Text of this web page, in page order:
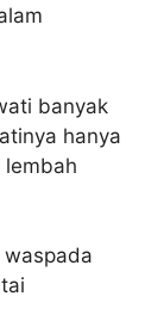
banyak
hanya
lembah